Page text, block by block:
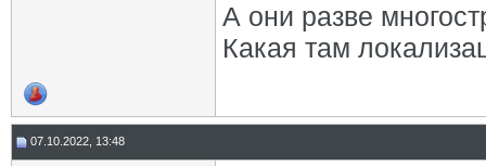
А они разве
Какая там
07.10.2022, 13:48